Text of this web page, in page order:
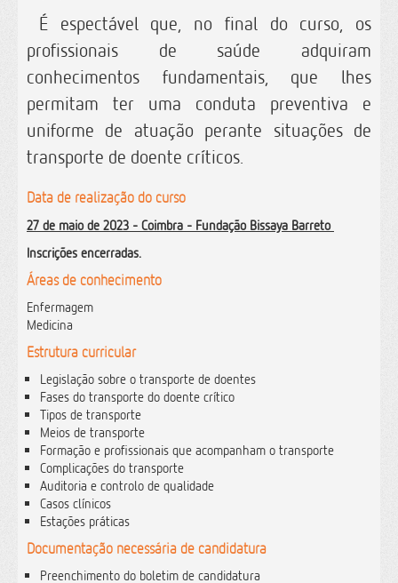
É espectável que, no final do curso, os
profissionais de saúde adquiram
conhecimentos fundamentais, que lhes
permitam ter uma conduta preventiva e
uniforme de atuação perante situações de
transporte de doente críticos.
Data de realização do curso
27 de maio de 2023 - Coimbra - Fundação Bissaya Barreto
Inscrições encerradas.
Áreas de conhecimento
Enfermagem
Medicina
Estrutura curricular
Legislação sobre o transporte de doentes
Fases do transporte do doente crítico
Tipos de transporte
Meios de transporte
Formação e profissionais que acompanham o transporte
Complicações do transporte
Auditoria e controlo de qualidade
Casos clínicos
Estações práticas
Documentação necessária de candidatura
Preenchimento do boletim de candidatura